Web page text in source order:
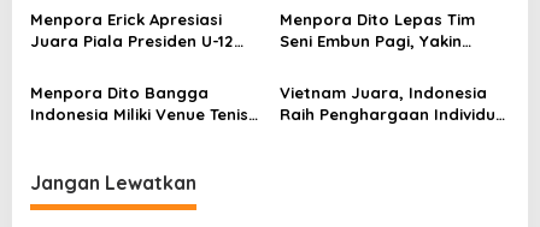
Tidak Benar
Menpora Erick Apresiasi
Juara Piala Presiden U-12
Menpora Dito Lepas Tim
Seni Embun Pagi, Yakin
Global
Menpora Dito Bangga
Indonesia Miliki Venue Tenis
Vietnam Juara, Indonesia
Raih Penghargaan Individu
Jangan Lewatkan